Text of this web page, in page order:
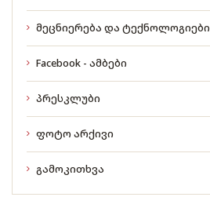
მეცნიერება და ტექნოლოგიები
Facebook - ამბები
პრესკლუბი
ფოტო არქივი
გამოკითხვა